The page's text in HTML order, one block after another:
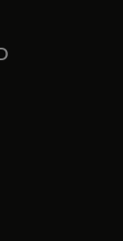
nueva
pestaña nueva
en una pestaña
en una pestaña